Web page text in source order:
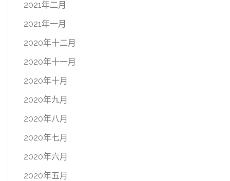
2021年二月
2021年一月
2020年十二月
2020年十一月
2020年十月
2020年九月
2020年八月
2020年七月
2020年六月
2020年五月